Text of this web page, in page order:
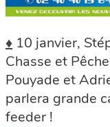
♦ 10 janvier,
Chasse et
Pouyade et
parlera grande
feeder !